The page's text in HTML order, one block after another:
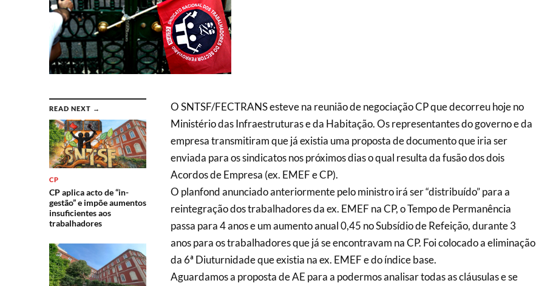
READ NEXT →
CP
CP aplica acto de “in-
gestão” e impõe aumentos
insuficientes aos
trabalhadores
O SNTSF/FECTRANS esteve na reunião de negociação CP que decorreu hoje no
Ministério das Infraestruturas e da Habitação. Os representantes do governo e da
empresa transmitiram que já existia uma proposta de documento que iria ser
enviada para os sindicatos nos próximos dias o qual resulta da fusão dos dois
Acordos de Empresa (ex. EMEF e CP).
O planfond anunciado anteriormente pelo ministro irá ser “distribuído” para a
reintegração dos trabalhadores da ex. EMEF na CP, o Tempo de Permanência
passa para 4 anos e um aumento anual 0,45 no Subsídio de Refeição, durante 3
anos para os trabalhadores que já se encontravam na CP. Foi colocado a eliminação
da 6ª Diuturnidade que existia na ex. EMEF e do índice base.
Aguardamos a proposta de AE para a podermos analisar todas as cláusulas e se